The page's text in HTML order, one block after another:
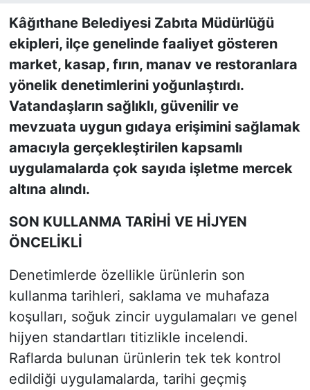
Kâğıthane Belediyesi Zabıta Müdürlüğü
ekipleri, ilçe genelinde faaliyet gösteren
market, kasap, fırın, manav ve restoranlara
yönelik denetimlerini yoğunlaştırdı.
Vatandaşların sağlıklı, güvenilir ve
mevzuata uygun gıdaya erişimini sağlamak
amacıyla gerçekleştirilen kapsamlı
uygulamalarda çok sayıda işletme mercek
altına alındı.
SON KULLANMA TARİHİ VE HİJYEN
ÖNCELİKLİ
Denetimlerde özellikle ürünlerin son
kullanma tarihleri, saklama ve muhafaza
koşulları, soğuk zincir uygulamaları ve genel
hijyen standartları titizlikle incelendi.
Raflarda bulunan ürünlerin tek tek kontrol
edildiği uygulamalarda, tarihi geçmiş
SON DAKİKA HABERİ
SPOR
TEKNOLOJİ
TÜRKİYE VE DÜNYA GÜNDEMİ
VİDEO GALERİ